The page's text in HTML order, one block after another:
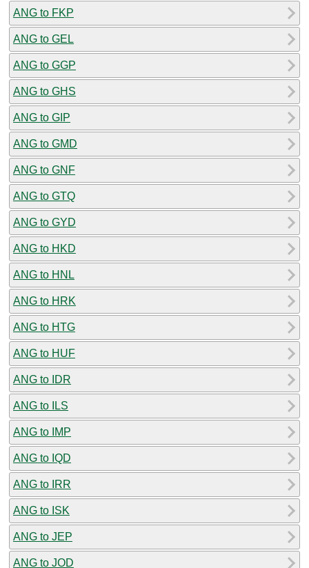
ANG to FKP
ANG to GEL
ANG to GGP
ANG to GHS
ANG to GIP
ANG to GMD
ANG to GNF
ANG to GTQ
ANG to GYD
ANG to HKD
ANG to HNL
ANG to HRK
ANG to HTG
ANG to HUF
ANG to IDR
ANG to ILS
ANG to IMP
ANG to IQD
ANG to IRR
ANG to ISK
ANG to JEP
ANG to JOD